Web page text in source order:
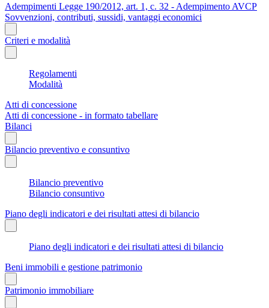
Adempimenti Legge 190/2012, art. 1, c. 32 - Adempimento AVCP
Sovvenzioni, contributi, sussidi, vantaggi economici
Criteri e modalità
Regolamenti
Modalità
Atti di concessione
Atti di concessione - in formato tabellare
Bilanci
Bilancio preventivo e consuntivo
Bilancio preventivo
Bilancio consuntivo
Piano degli indicatori e dei risultati attesi di bilancio
Piano degli indicatori e dei risultati attesi di bilancio
Beni immobili e gestione patrimonio
Patrimonio immobiliare